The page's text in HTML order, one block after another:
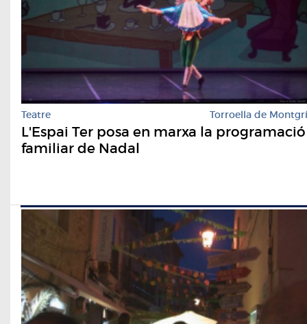
Teatre Torroella de Montgrí
L'Espai Ter posa en marxa la programació
familiar de Nadal